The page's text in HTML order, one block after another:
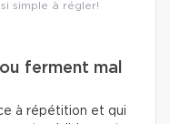
simple à régler!
ferment mal
à répétition et qui